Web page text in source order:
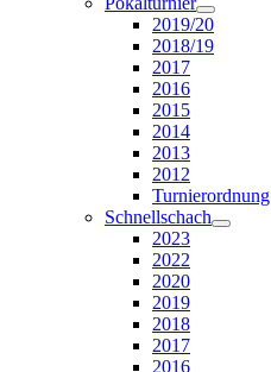
2019/20
2018/19
2017
2016
2015
2014
2013
2012
Turnierordnung
Schnellschach
2023
2022
2020
2019
2018
2017
2016